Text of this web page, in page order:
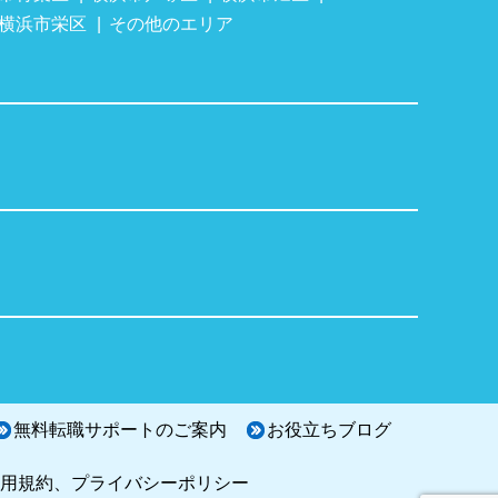
浜市栄区 その他のエリア
無料転職サポートのご案内 お役立ちブログ
規約、プライバシーポリシー